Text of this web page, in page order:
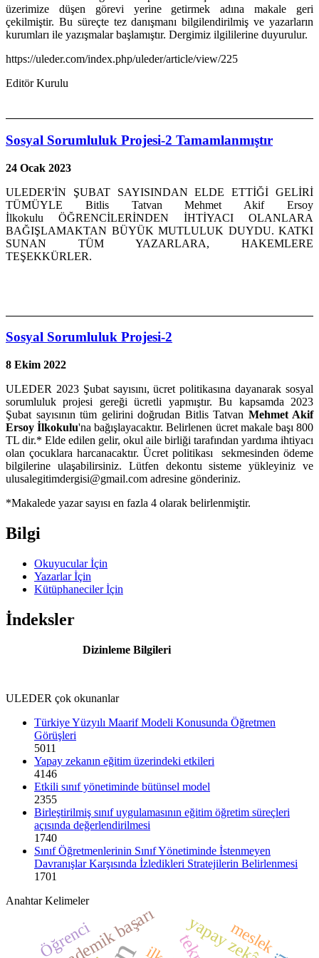
üzerimize düşen görevi yerine getirmek adına makale geri
çekilmiştir. Bu süreçte tez danışmanı bilgilendirilmiş ve yazarların
kurumları ile yazışmalar başlamıştır. Dergimiz ilgililerine duyurulur.
https://uleder.com/index.php/uleder/article/view/225
Editör Kurulu
Sosyal Sorumluluk Projesi-2 Tamamlanmıştır
24 Ocak 2023
ULEDER'İN ŞUBAT SAYISINDAN ELDE ETTİĞİ GELİRİ
TÜMÜYLE Bitlis Tatvan Mehmet Akif Ersoy
İlkokulu ÖĞRENCİLERİNDEN İHTİYACI OLANLARA
BAĞIŞLAMAKTAN BÜYÜK MUTLULUK DUYDU. KATKI
SUNAN TÜM YAZARLARA, HAKEMLERE
TEŞEKKÜRLER.
Sosyal Sorumluluk Projesi-2
8 Ekim 2022
ULEDER 2023 Şubat sayısını, ücret politikasına dayanarak sosyal
sorumluluk projesi gereği ücretli yapmıştır. Bu kapsamda 2023
Şubat sayısının tüm gelirini doğrudan Bitlis Tatvan Mehmet Akif
Ersoy İlkokulu'na bağışlayacaktır. Belirlenen ücret makale başı 800
TL dir.* Elde edilen gelir, okul aile birliği tarafından yardıma ihtiyacı
olan çocuklara harcanacaktır. Ücret politikası sekmesinden ödeme
bilgilerine ulaşabilirsiniz. Lütfen dekontu sisteme yükleyiniz ve
ulusalegitimdergisi@gmail.com adresine gönderiniz.
*Makalede yazar sayısı en fazla 4 olarak belirlenmiştir.
Bilgi
Okuyucular İçin
Yazarlar İçin
Kütüphaneciler İçin
İndeksler
Dizinleme Bilgileri
ULEDER çok okunanlar
Türkiye Yüzyılı Maarif Modeli Konusunda Öğretmen
Görüşleri
5011
Yapay zekanın eğitim üzerindeki etkileri
4146
Etkili sınıf yönetiminde bütünsel model
2355
Birleştirilmiş sınıf uygulamasının eğitim öğretim süreçleri
açısında değerlendirilmesi
1740
Sınıf Öğretmenlerinin Sınıf Yönetiminde İstenmeyen
Davranışlar Karşısında İzledikleri Stratejilerin Belirlenmesi
1701
Anahtar Kelimeler
akademik başarı yapay zekâ
meslek
Öğrenci